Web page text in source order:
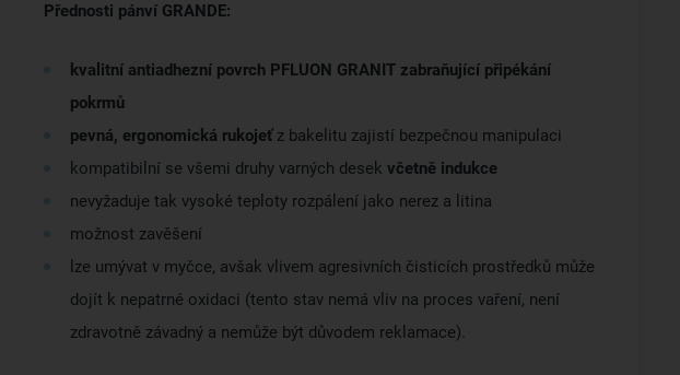
Přednosti pánví GRANDE:
kvalitní antiadhezní povrch PFLUON GRANIT zabraňující připékání
pokrmů
pevná, ergonomická rukojeťz bakelitu zajistí bezpečnou manipulaci
kompatibilní se všemi druhy varných desek včetně indukce
nevyžaduje tak vysoké teploty rozpálení jako nerez a litina
možnost zavěšení
lze umývat v myčce, avšak vlivem agresivních čisticích prostředků může
dojít k nepatrné oxidaci (tento stav nemá vliv na proces vaření, není
zdravotně závadný a nemůže být důvodem reklamace).